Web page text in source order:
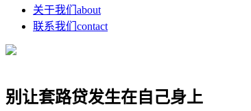
关于我们 about
联系我们 contact
别让套路贷发生在自己身上